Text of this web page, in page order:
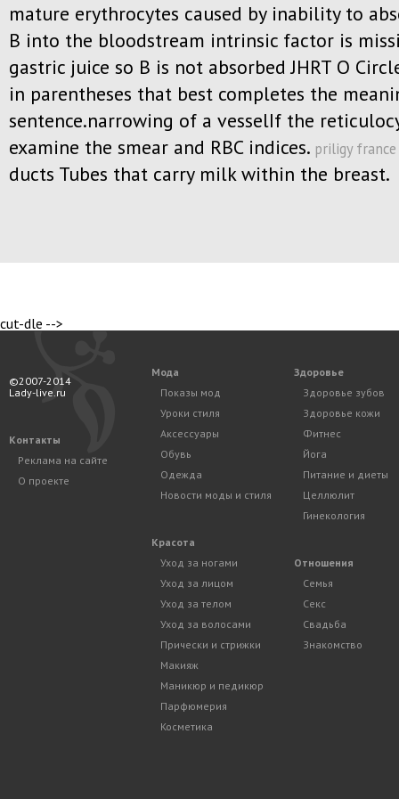
mature erythrocytes caused by inability to
B into the bloodstream intrinsic factor is
gastric juice so B is not absorbed JHRT O
in parentheses that best completes the
sentence.narrowing of a vesselIf the
examine the smear and RBC indices. priligy france
ducts Tubes that carry milk within the breast.
cut-dle -->
©2007-2014
Lady-live.ru
Контакты
Реклама на сайте
О проекте
Мода
Показы мод
Уроки стиля
Аксессуары
Обувь
Одежда
Новости моды и стиля
Красота
Уход за ногами
Уход за лицом
Уход за телом
Уход за волосами
Прически и стрижки
Макияж
Маникюр и педикюр
Парфюмерия
Косметика
Здоровье
Здоровье зубов
Здоровье кожи
Фитнес
Йога
Питание и диеты
Целлюлит
Гинекология
Отношения
Семья
Секс
Свадьба
Знакомство